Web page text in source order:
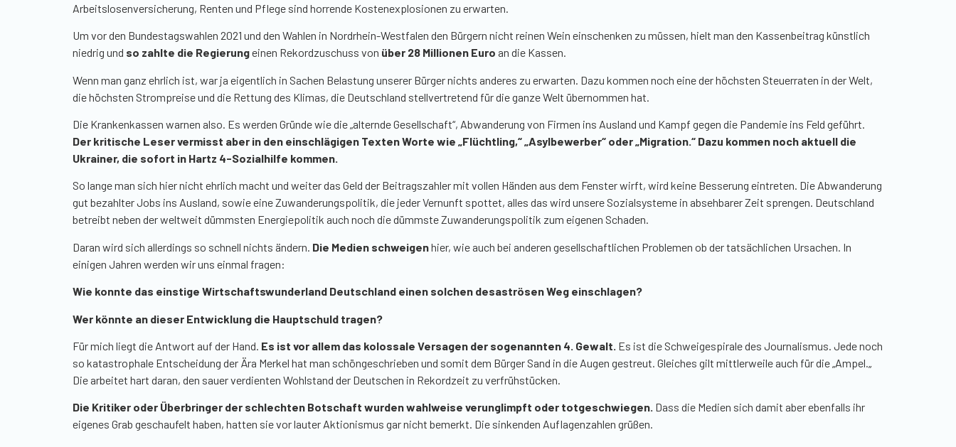
Arbeitslosenversicherung, Renten und Pflege sind horrende Kostenexplosionen zu erwarten.
Um vor den Bundestagswahlen 2021 und den Wahlen in Nordrhein-Westfalen den Bürgern nicht reinen Wein einschenken zu müssen, hielt man den Kassenbeitrag künstlich
niedrig und so zahlte die Regierungeinen Rekordzuschuss von über 28 Millionen Euro an die Kassen.
Wenn man ganz ehrlich ist, war ja eigentlich in Sachen Belastung unserer Bürger nichts anderes zu erwarten. Dazu kommen noch eine der höchsten Steuerraten in der Welt,
die höchsten Strompreise und die Rettung des Klimas, die Deutschland stellvertretend für die ganze Welt übernommen hat.
Die Krankenkassen warnen also. Es werden Gründe wie die „alternde Gesellschaft“, Abwanderung von Firmen ins Ausland und Kampf gegen die Pandemie ins Feld geführt.
Der kritische Leser vermisst aber in den einschlägigen Texten Worte wie „Flüchtling,“„Asylbewerber“ oder „Migration.“ Dazu kommen noch aktuell die
Ukrainer, die sofort in Hartz 4-Sozialhilfe kommen.
So langeman sich hier nicht ehrlich macht und weiter das Geld der Beitragszahler mit vollen Händen aus dem Fenster wirft, wird keine Besserung eintreten. Die Abwanderung
gut bezahlter Jobs ins Ausland, sowie eine Zuwanderungspolitik, die jeder Vernunft spottet, alles das wird unsere Sozialsysteme in absehbarer Zeit sprengen. Deutschland
betreibt neben der weltweit dümmsten Energiepolitik auch noch die dümmste Zuwanderungspolitik zum eigenen Schaden.
Daran wird sich allerdings so schnell nichts ändern. Die Medien schweigenhier, wie auch bei anderen gesellschaftlichen Problemen ob der tatsächlichen Ursachen. In
einigen Jahren werden wir uns einmal fragen:
Wie konnte das einstige Wirtschaftswunderland Deutschland einen solchen desaströsen Weg einschlagen?
Wer könnte an dieser Entwicklung die Hauptschuld tragen?
Für mich liegt die Antwort auf der Hand. Es ist vor allem das kolossale Versagen der sogenannten 4. Gewalt. Es ist die Schweigespirale des Journalismus. Jede noch
so katastrophale Entscheidung der Ära Merkel hat man schöngeschrieben und somit dem Bürger Sand in die Augen gestreut. Gleiches gilt mittlerweile auch für die„Ampel.„
Die arbeitet hart daran, den sauer verdienten Wohlstand der Deutschen in Rekordzeit zu verfrühstücken.
Die Kritiker oder Überbringer der schlechten Botschaft wurden wahlweise verunglimpft oder totgeschwiegen. Dass die Medien sich damit aber ebenfalls ihr
eigenes Grab geschaufelt haben, hatten sie vor lauter Aktionismus gar nicht bemerkt. Die sinkenden Auflagenzahlen grüßen.